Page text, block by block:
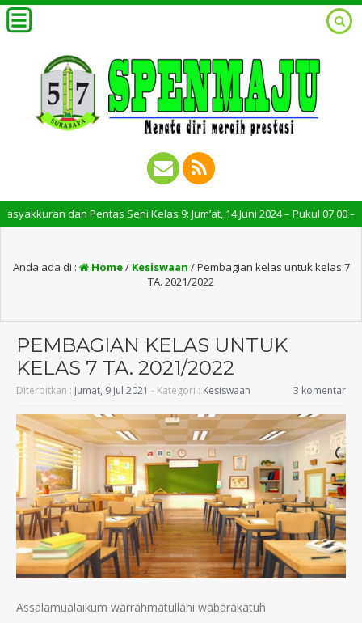
dan Pentas Seni Kelas 9: Jum’at, 14 Juni 2024 – Pukul 07.00 – 10.30
Anda ada di : Home/ Kesiswaan /Pembagian kelas untuk kelas 7
TA. 2021/2022
PEMBAGIAN KELAS UNTUK
KELAS 7 TA. 2021/2022
Diterbitkan : Jumat, 9 Jul 2021 - Kategori : Kesiswaan 3 komentar
Assalamualaikum warrahmatullahi wabarakatuh